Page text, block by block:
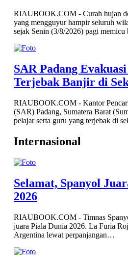
RIAUBOOK.COM - Curah hujan
yang mengguyur hampir seluruh
sejak Senin (3/8/2026) pagi
SAR Padang
Terjebak Banjir di
RIAUBOOK.COM - Kantor
(SAR) Padang, Sumatera Barat
pelajar serta guru yang terjebak di
Internasional
Selamat, Spanyol
2026
RIAUBOOK.COM - Timnas
juara Piala Dunia 2026. La Furia
Argentina lewat perpanjangan…